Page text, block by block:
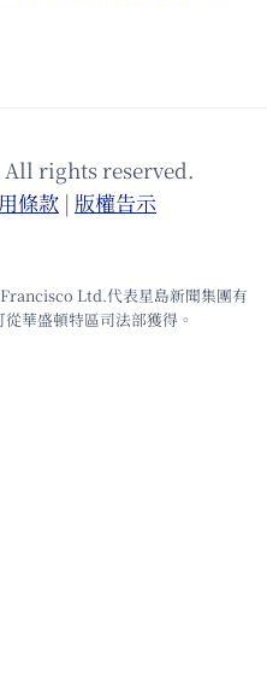
All rights reserved.
條款 | 版權告⽰
Ltd.代表星島新聞集團有
華盛頓特區司法部獲得。